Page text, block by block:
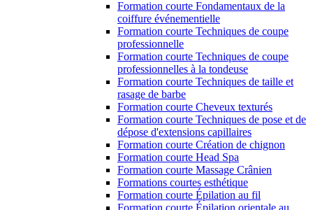
Formation courte Fondamentaux de la
coiffure événementielle
Formation courte Techniques de coupe
professionnelle
Formation courte Techniques de coupe
professionnelles à la tondeuse
Formation courte Techniques de taille et
rasage de barbe
Formation courte Cheveux texturés
Formation courte Techniques de pose et de
dépose d'extensions capillaires
Formation courte Création de chignon
Formation courte Head Spa
Formation courte Massage Crânien
Formations courtes esthétique
Formation courte Épilation au fil